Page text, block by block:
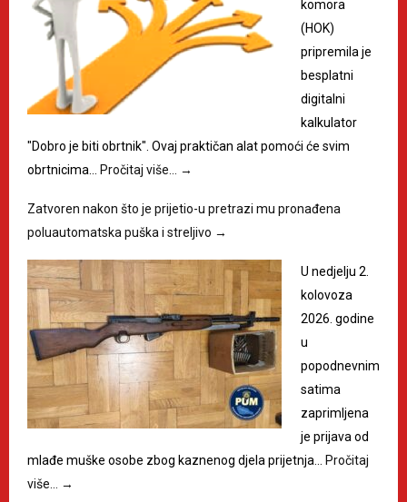
komora
(HOK)
pripremila je
besplatni
digitalni
kalkulator
"Dobro je biti obrtnik". Ovaj praktičan alat pomoći će svim
obrtnicima… Pročitaj više… →
Zatvoren nakon što je prijetio-u pretrazi mu pronađena
poluautomatska puška i streljivo →
U nedjelju 2.
kolovoza
2026. godine
u
popodnevnim
satima
zaprimljena
je prijava od
mlađe muške osobe zbog kaznenog djela prijetnja… Pročitaj
više…
→